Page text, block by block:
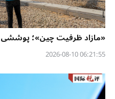
«مازاد ظرفیت چین»؛ پوششی
06:21:55 2026-08-10